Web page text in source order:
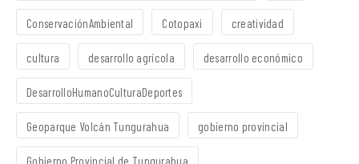
ConservaciónAmbiental Cotopaxi creatividad
cultura desarrollo agrícola desarrollo económico
DesarrolloHumanoCulturaDeportes
Geoparque Volcán Tungurahua gobierno provincial
Gobierno Provincial de Tungurahua